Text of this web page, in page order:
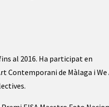
al 2016. Ha participat en
Contemporani de Màlaga i We